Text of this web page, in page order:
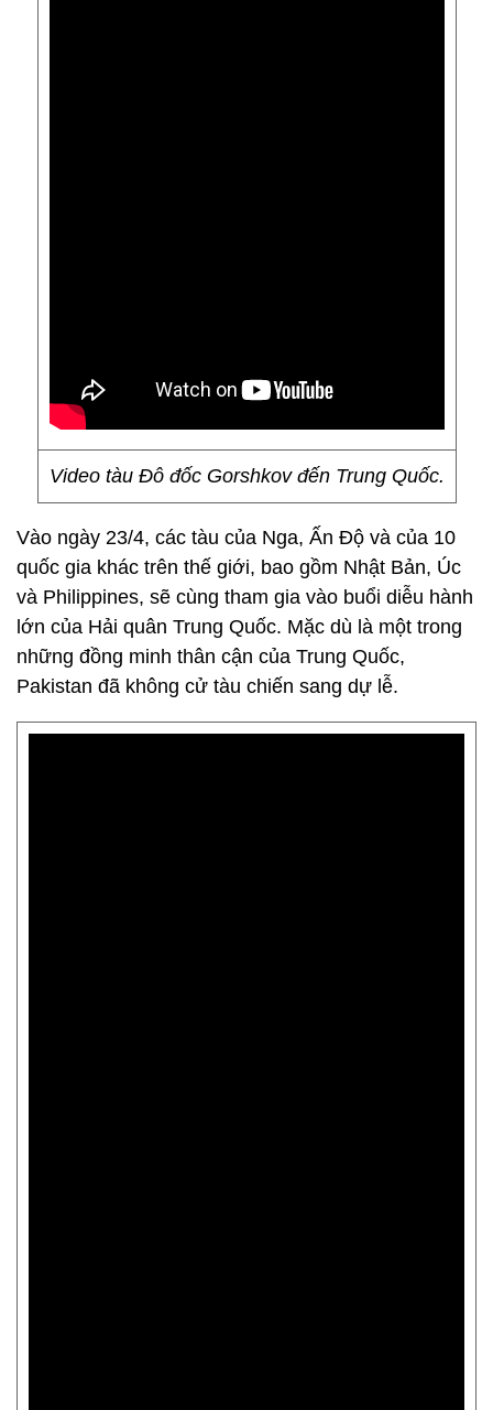
Video tàu Đô đốc Gorshkov đến Trung Quốc.
Vào ngày 23/4, các tàu của Nga, Ấn Độ và của 10
quốc gia khác trên thế giới, bao gồm Nhật Bản, Úc
và Philippines, sẽ cùng tham gia vào buổi diễu hành
lớn của Hải quân Trung Quốc. Mặc dù là một trong
những đồng minh thân cận của Trung Quốc,
Pakistan đã không cử tàu chiến sang dự lễ.